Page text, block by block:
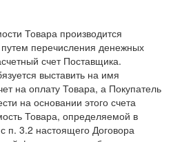
Товара производится
перечисления денежных
счет Поставщика.
выставить на имя
на оплату Товара, а Покупатель
на основании этого счета
Товара, определяемой в
с п. 3.2 настоящего Договора